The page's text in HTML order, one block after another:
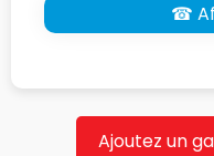
☎
Ajoutez un